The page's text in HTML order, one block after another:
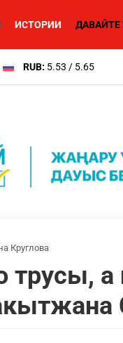
ИСТОРИИ ДАВАЙТЕ
RUB: 5.53 / 5.65
Круглова
трусы, а